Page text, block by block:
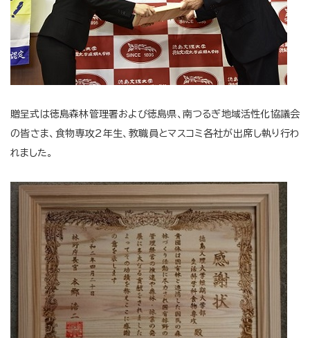
贈呈式は徳島森林管理署および徳島県、南つるぎ地域活性化協議会
の皆さま、食物専攻2年生、教職員とマスコミ各社が出席し執り行わ
れました。